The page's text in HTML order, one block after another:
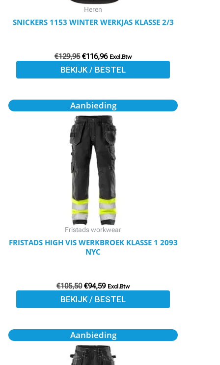
Heren
SNICKERS 1153 WINTER WERKJAS KLASSE 2/3
€129,95 €116,96 Excl.Btw
BEKIJK / BESTEL
worden
op
Aanbieding
Fristads workwear
FRISTADS HIGH VIS WERKBROEK KLASSE 1 2093
NYC
€105,50
Oorspronkelijke
prijs
was:
€105,50.
€94,59
Huidige
prijs
is:
€94,59.
Excl.Btw
BEKIJK / BESTEL
Dit
product
heeft
meerdere
variaties.
Deze
optie
kan
gekozen
worden
op
de
Aanbieding
Oorspronkelijke
prijs
was:
€91,26.
Huidige
prijs
is:
€81,82.
Dit
product
heeft